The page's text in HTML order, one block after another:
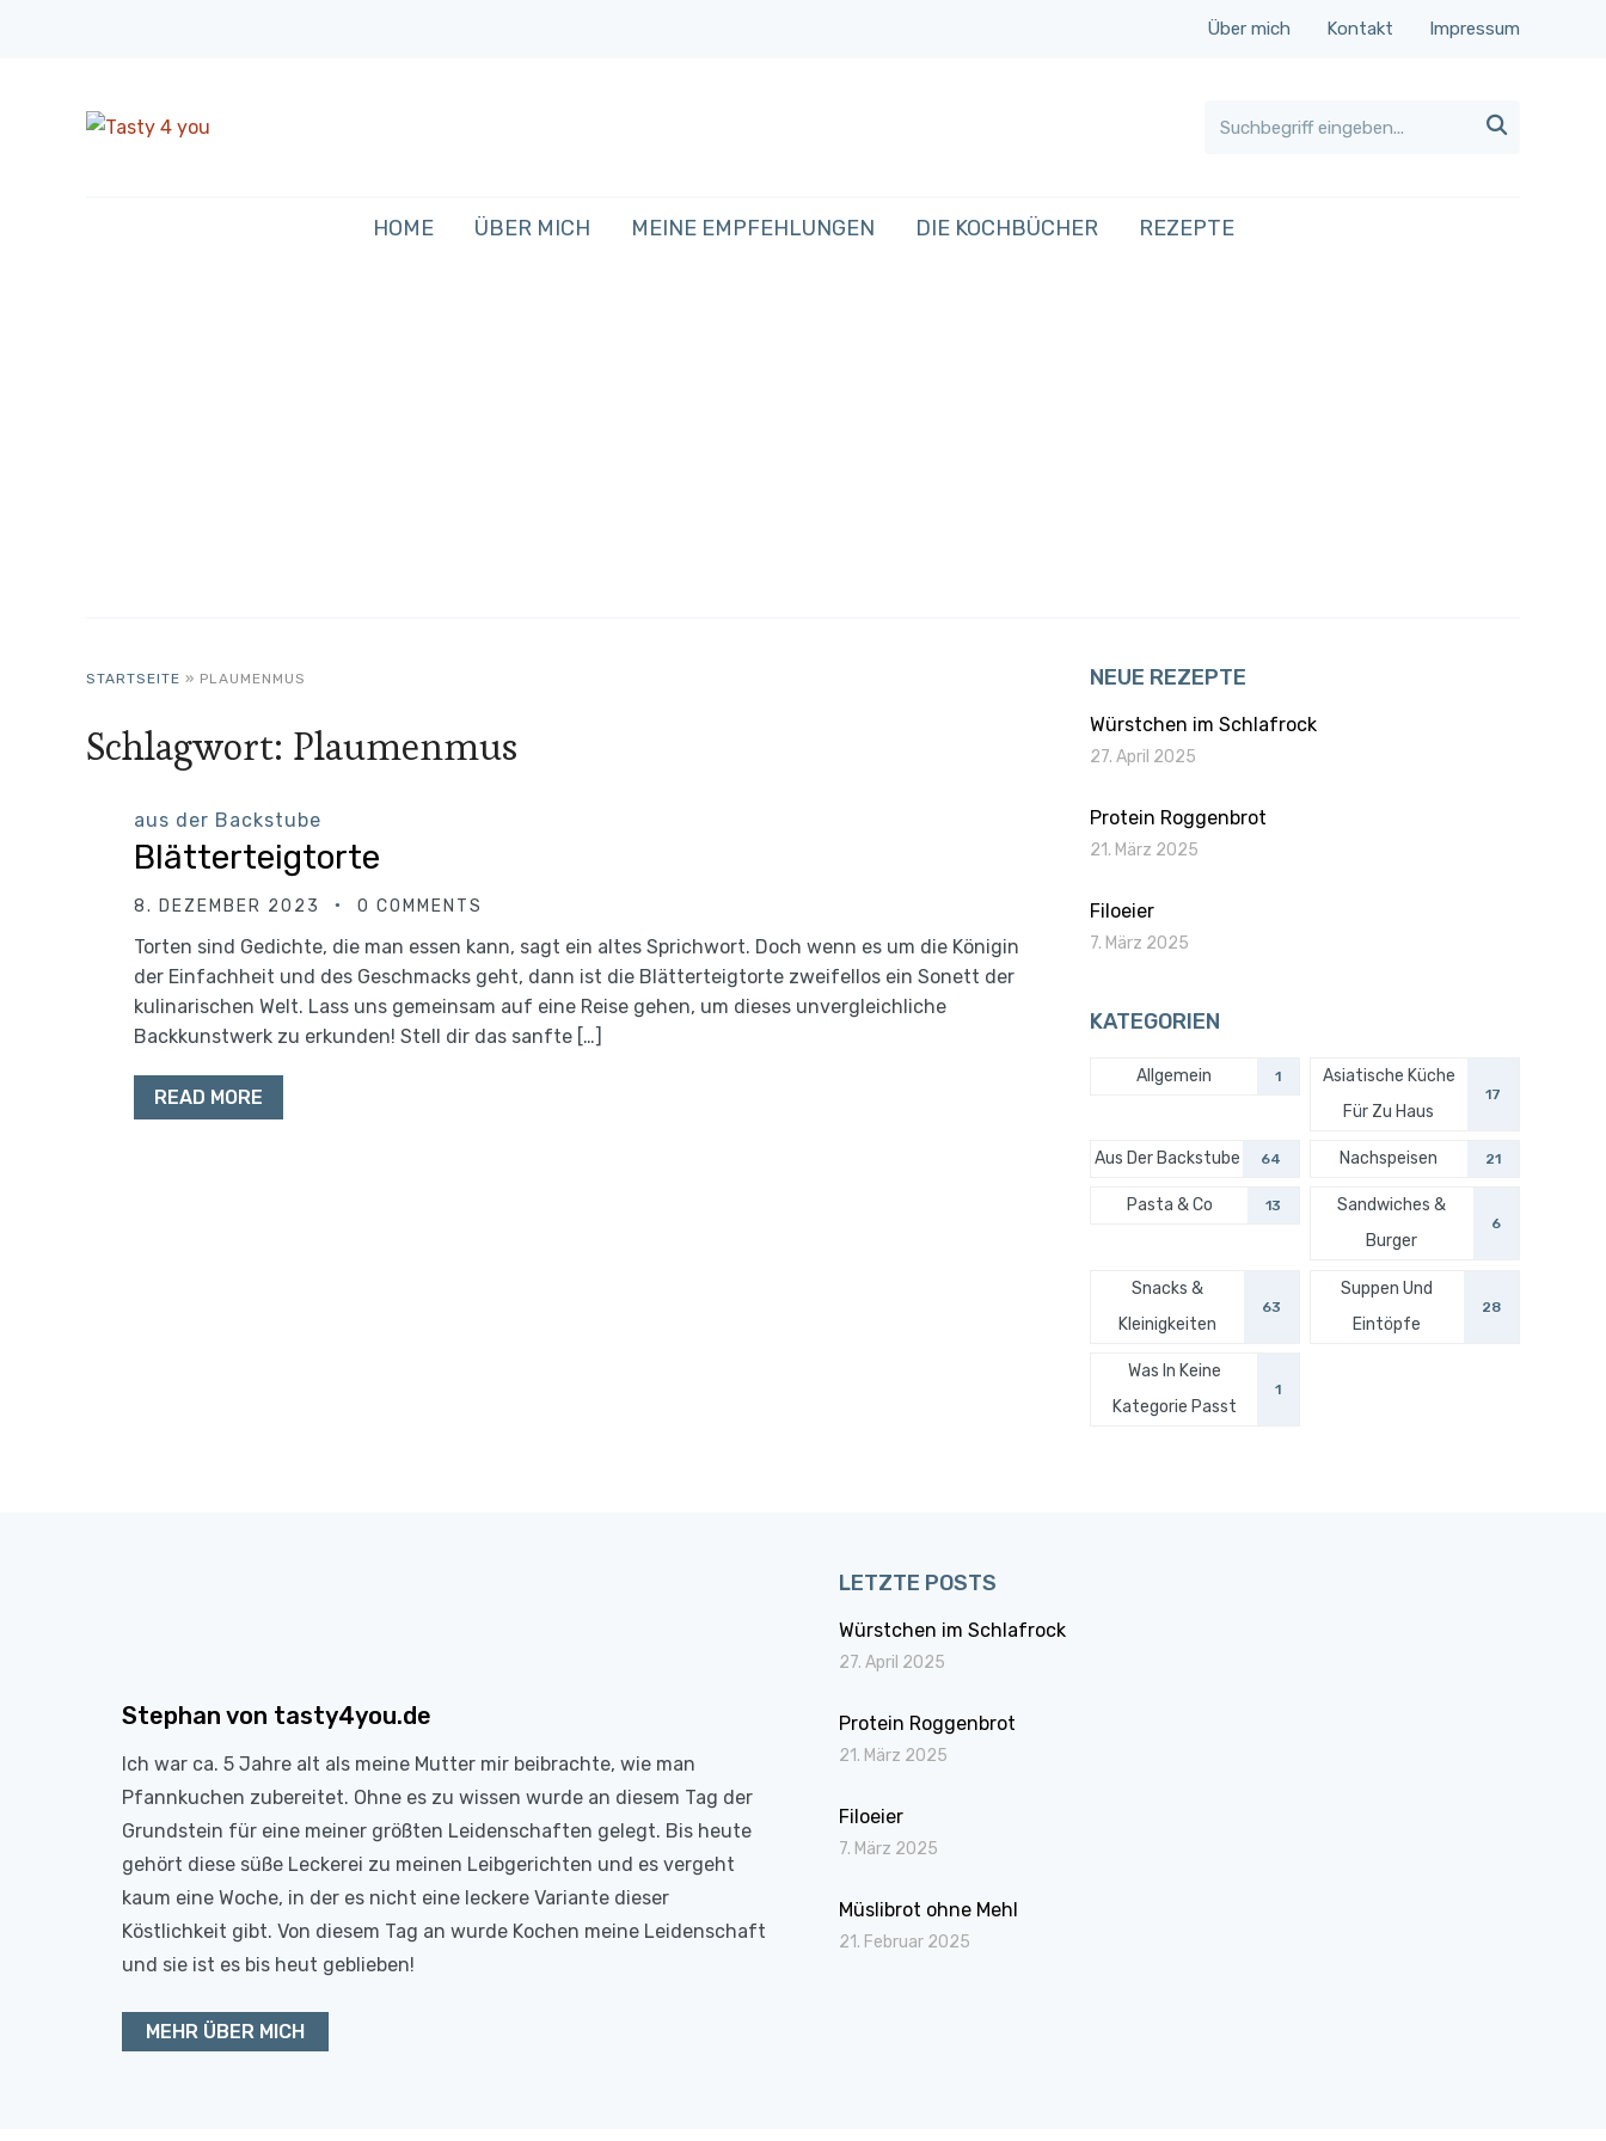
Über mich Kontakt Impressum

HOME ÜBER MICH MEINE EMPFEHLUNGEN DIE KOCHBÜCHER REZEPTE
STARTSEITE » PLAUMENMUS
Schlagwort: Plaumenmus
aus der Backstube
Blätterteigtorte
8. DEZEMBER 2023 0 COMMENTS
Torten sind Gedichte, die man essen kann, sagt ein altes Sprichwort. Doch wenn es um die Königin
der Einfachheit und des Geschmacks geht, dann ist die Blätterteigtorte zweifellos ein Sonett der
kulinarischen Welt. Lass uns gemeinsam auf eine Reise gehen, um dieses unvergleichliche
Backkunstwerk zu erkunden! Stell dir das sanfte […]
READ MORE
NEUE REZEPTE
Würstchen im Schlafrock
27. April 2025
Protein Roggenbrot
21. März 2025
Filoeier
7. März 2025
KATEGORIEN
Allgemein 1
Asiatische Küche
Für Zu Haus
17
Aus Der Backstube 64 Nachspeisen 21
Pasta & Co 13
Sandwiches &
Burger
6
Snacks &
Kleinigkeiten
63
Suppen Und
Eintöpfe
28
Was In Keine
Kategorie Passt
1
Stephan von tasty4you.de
Ich war ca. 5 Jahre alt als meine Mutter mir beibrachte, wie man
Pfannkuchen zubereitet. Ohne es zu wissen wurde an diesem Tag der
Grundstein für eine meiner größten Leidenschaften gelegt. Bis heute
gehört diese süße Leckerei zu meinen Leibgerichten und es vergeht
kaum eine Woche, in der es nicht eine leckere Variante dieser
Köstlichkeit gibt. Von diesem Tag an wurde Kochen meine Leidenschaft
und sie ist es bis heut geblieben!
MEHR ÜBER MICH
LETZTE POSTS
Würstchen im Schlafrock
27. April 2025
Protein Roggenbrot
21. März 2025
Filoeier
7. März 2025
Müslibrot ohne Mehl
21. Februar 2025